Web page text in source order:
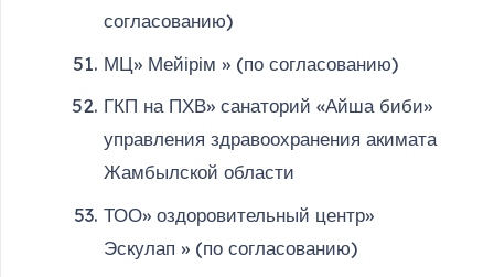
согласованию)
МЦ» Мейірім » (по согласованию)
ГКП на ПХВ» санаторий «Айша биби»
управления здравоохранения акимата
Жамбылской области
ТОО» оздоровительный центр»
Эскулап » (по согласованию)